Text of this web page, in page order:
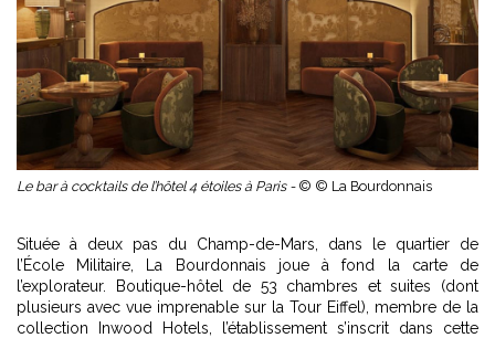
Le bar à cocktails de l’hôtel 4 étoiles à Paris - © © La Bourdonnais
Située à deux pas du Champ-de-Mars, dans le quartier de
l’École Militaire, La Bourdonnais joue à fond la carte de
l’explorateur. Boutique-hôtel de 53 chambres et suites (dont
plusieurs avec vue imprenable sur la Tour Eiffel), membre de la
collection Inwood Hotels, l’établissement s’inscrit dans cette